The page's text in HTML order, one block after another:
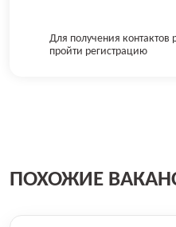
Для получения контактов
пройти регистрацию
ПОХОЖИЕ